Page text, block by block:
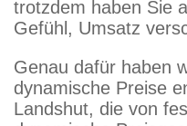
trotzdem haben Sie
Gefühl, Umsatz
Genau dafür haben
dynamische Preise
Landshut, die von